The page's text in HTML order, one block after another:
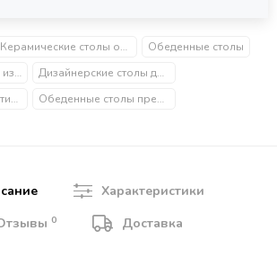
Керамические столы обеденные
Обеденные столы
Дизайнерские столы из металла
Дизайнерские столы для гостиной
Белые столы для гостиной
Обеденные столы премиум
Характеристики
0 Доставка